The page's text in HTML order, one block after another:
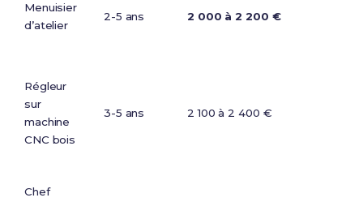
Menuisier
d’atelier
2-5 ans 2 000 à 2 200 €
Régleur
sur
machine
CNC bois
3-5 ans 2 100 à 2 400 €
Chef